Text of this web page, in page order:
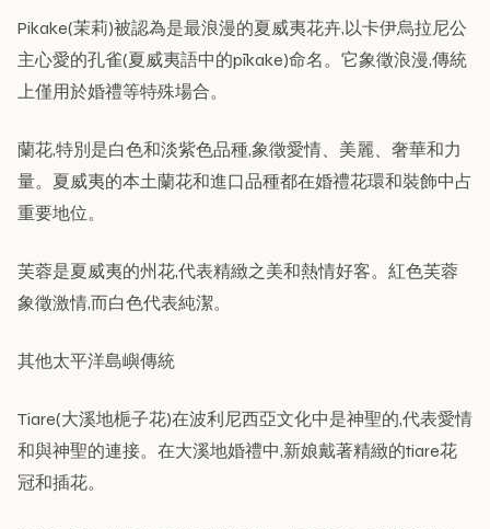
Pikake(茉莉)被認為是最浪漫的夏威夷花卉,以卡伊烏拉尼公
主心愛的孔雀(夏威夷語中的pīkake)命名。它象徵浪漫,傳統
上僅用於婚禮等特殊場合。
蘭花,特別是白色和淡紫色品種,象徵愛情、美麗、奢華和力
量。夏威夷的本土蘭花和進口品種都在婚禮花環和裝飾中占
重要地位。
芙蓉是夏威夷的州花,代表精緻之美和熱情好客。紅色芙蓉
象徵激情,而白色代表純潔。
其他太平洋島嶼傳統
Tiare(大溪地梔子花)在波利尼西亞文化中是神聖的,代表愛情
和與神聖的連接。在大溪地婚禮中,新娘戴著精緻的tiare花
冠和插花。